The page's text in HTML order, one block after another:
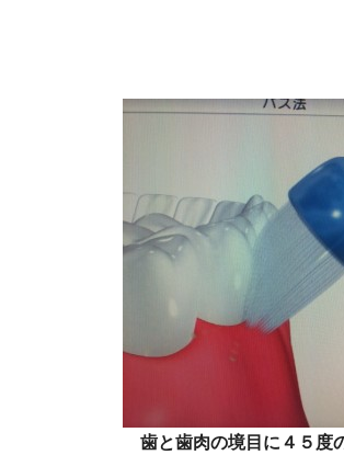
歯と歯肉の境目に４５度